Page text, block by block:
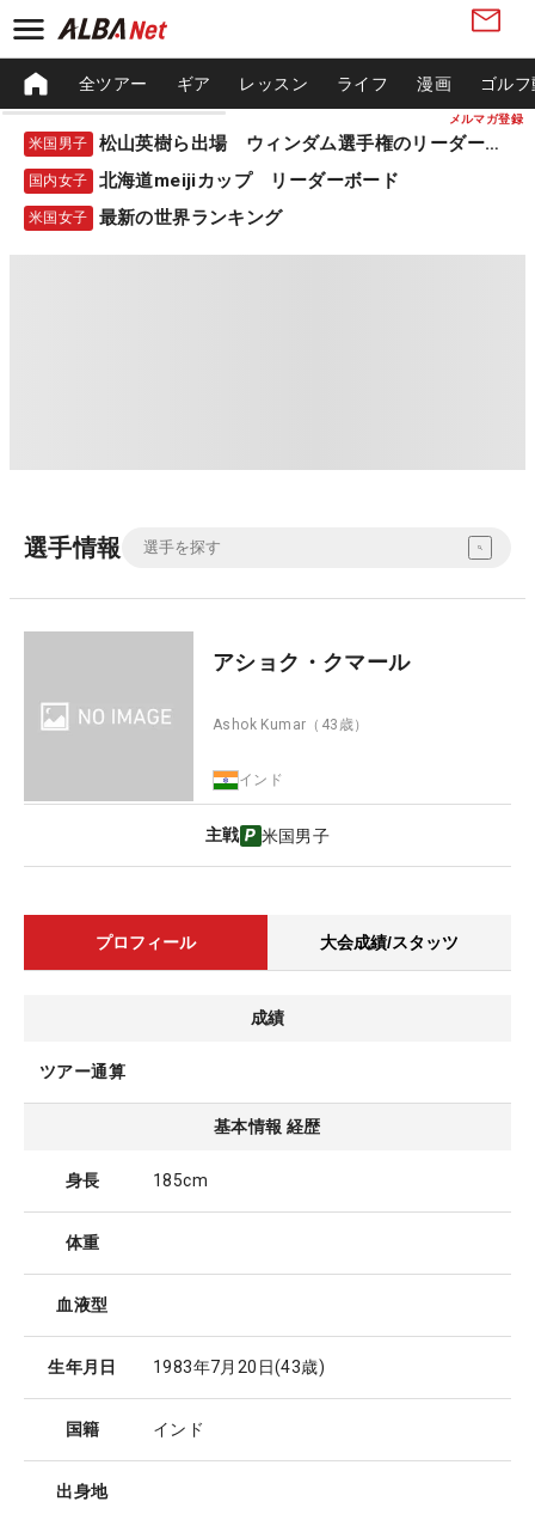
メルマガ登録
全ツアー ギア レッスン ライフ 漫画 ゴル
米国男子 松山英樹ら出場 ウィンダム選手権のリーダーボード
国内女子 北海道meijiカップ リーダーボード
米国女子 最新の世界ランキング
選手情報
アショク・クマール
Ashok Kumar （43歳）
インド
主戦 米国男子
プロフィール 大会成績/スタッツ
成績
ツアー通算
基本情報 経歴
身長 185cm
体重
血液型
生年月日 1983年7月20日(43歳)
国籍 インド
出身地